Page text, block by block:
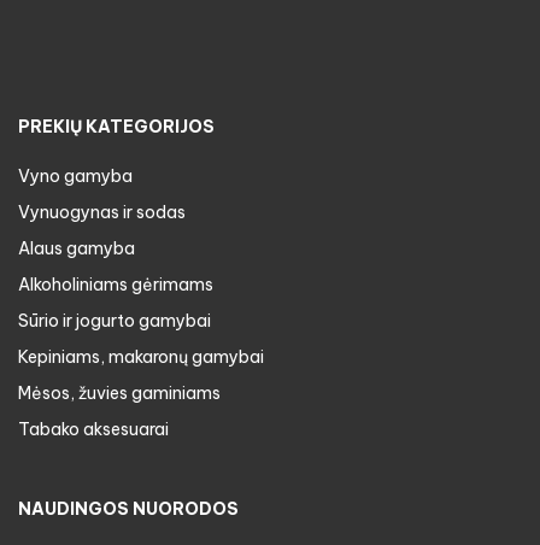
PREKIŲ KATEGORIJOS
Vyno gamyba
Vynuogynas ir sodas
Alaus gamyba
Alkoholiniams gėrimams
Sūrio ir jogurto gamybai
Kepiniams, makaronų gamybai
Mėsos, žuvies gaminiams
Tabako aksesuarai
NAUDINGOS NUORODOS